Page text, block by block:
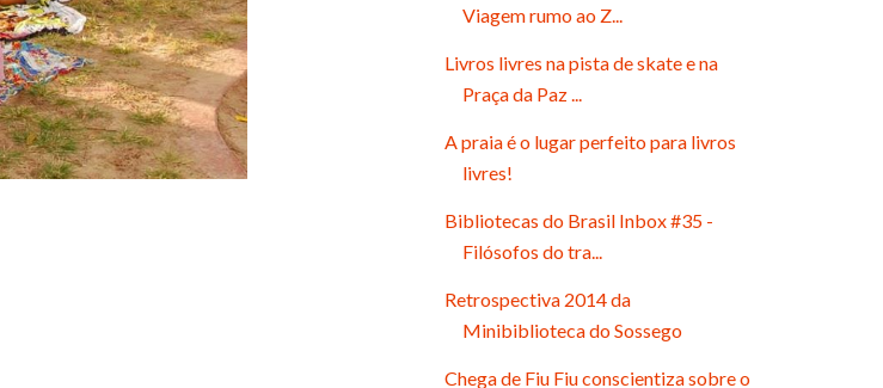
Viagem rumo ao Z...
Livros livres na pista de skate e na
Praça da Paz ...
A praia é o lugar perfeito para livros
livres!
Bibliotecas do Brasil Inbox #35 -
Filósofos do tra...
Retrospectiva 2014 da
Minibiblioteca do Sossego
Chega de Fiu Fiu conscientiza sobre o